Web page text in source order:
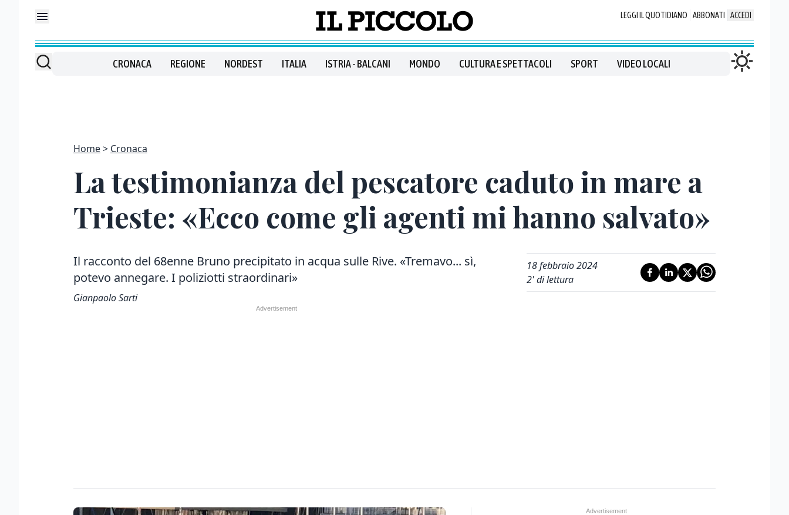
LEGGI IL QUOTIDIANO ABBONATI ACCEDI
CRONACA REGIONE NORDEST ITALIA ISTRIA - BALCANI MONDO CULTURA E SPETTACOLI SPORT VIDEO LOCALI
Home Cronaca
La testimonianza del pescatore caduto in mare a
Trieste: «Ecco come gli agenti mi hanno salvato»
Il racconto del 68enne Bruno precipitato in acqua sulle Rive. «Tremavo... sì,
potevo annegare. I poliziotti straordinari»
Gianpaolo Sarti
18 febbraio 2024
2' di lettura